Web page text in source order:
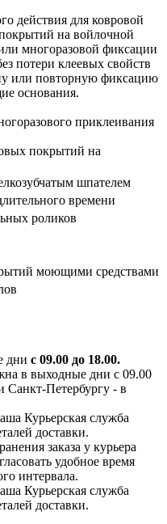
действия для ковровой
на войлочной
многоразовой фиксации
потери клеевых свойств
или повторную фиксацию
основания.
приклеивания
покрытий на
шпателем
времени
роликов
моющими средствами
дни с 09.00 до 18.00.
в выходные дни с 09.00
Санкт-Петербургу - в
Курьерская служба
доставки.
заказа у курьера
удобное время
интервала.
Курьерская служба
доставки.